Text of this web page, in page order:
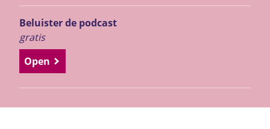
Beluister de podcast
gratis
Open